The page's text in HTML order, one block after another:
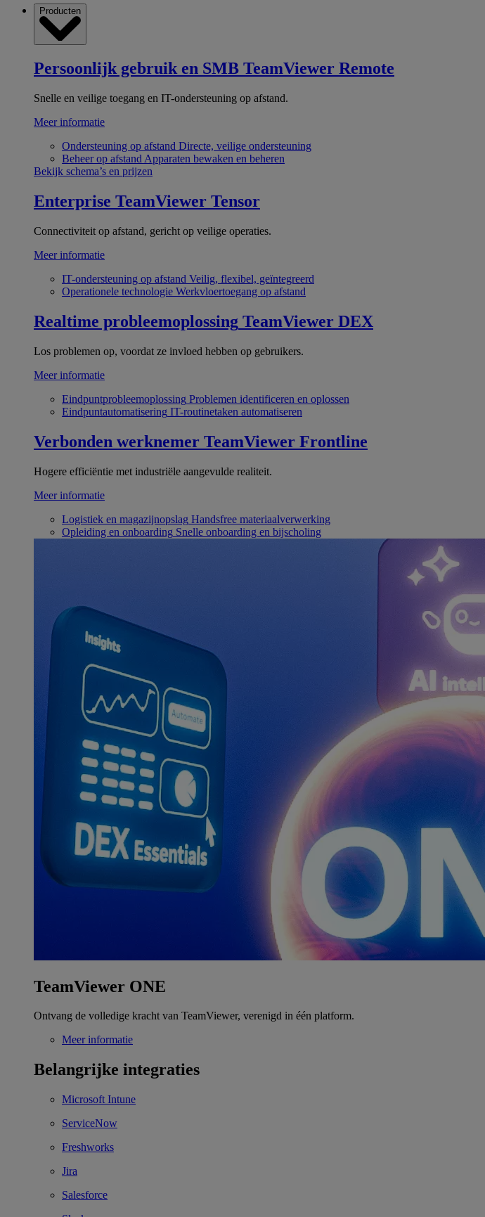
Producten
Persoonlijk gebruik en SMB TeamViewer Remote
Snelle en veilige toegang en IT-ondersteuning op afstand.
Meer informatie
Ondersteuning op afstand Directe, veilige ondersteuning
Beheer op afstand Apparaten bewaken en beheren
Bekijk schema’s en prijzen
Enterprise TeamViewer Tensor
Connectiviteit op afstand, gericht op veilige operaties.
Meer informatie
IT-ondersteuning op afstand Veilig, flexibel, geïntegreerd
Operationele technologie Werkvloertoegang op afstand
Realtime probleemoplossing TeamViewer DEX
Los problemen op, voordat ze invloed hebben op gebruikers.
Meer informatie
Eindpuntprobleemoplossing Problemen identificeren en oplossen
Eindpuntautomatisering IT-routinetaken automatiseren
Verbonden werknemer TeamViewer Frontline
Hogere efficiëntie met industriële aangevulde realiteit.
Meer informatie
Logistiek en magazijnopslag Handsfree materiaalverwerking
Opleiding en onboarding Snelle onboarding en bijscholing
TeamViewer ONE
Ontvang de volledige kracht van TeamViewer, verenigd in één platform.
Meer informatie
Belangrijke integraties
Microsoft Intune
ServiceNow
Freshworks
Jira
Salesforce